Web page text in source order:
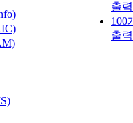
출력
100
출력